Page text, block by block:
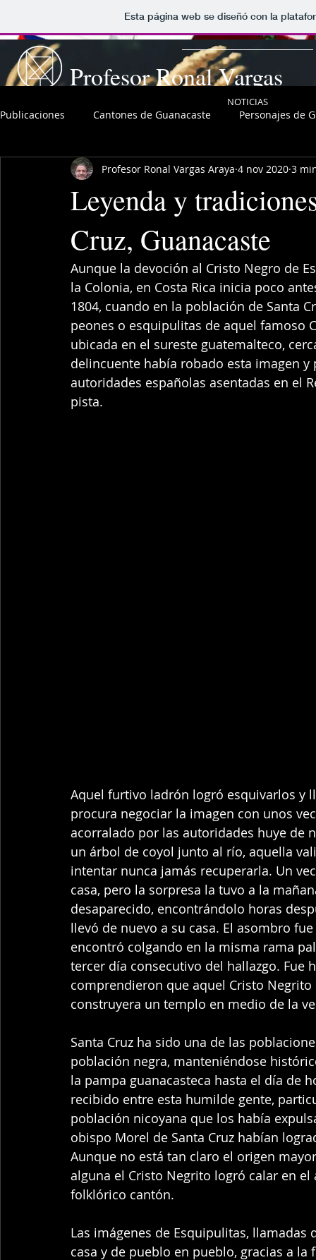
Esta página web se diseñó con la
NOTICIAS
Profesor Ronal Vargas
Araya
Publicaciones Cantones de Guanacaste Personajes de
Volcanes de Guanacaste
Leyenda y
Cruz, Guanacaste
Profesor Ronal Vargas Araya 4 nov 2020 3
Aunque la devoción al Cristo Negro de
la Colonia, en Costa Rica inicia poco
1804, cuando en la población de Santa
peones o esquipulitas de aquel famoso
ubicada en el sureste guatemalteco,
delincuente había robado esta imagen
autoridades españolas asentadas en el
pista.
Aquel furtivo ladrón logró esquivarlos y
procura negociar la imagen con unos
acorralado por las autoridades huye de
un árbol de coyol junto al río, aquella
intentar nunca jamás recuperarla. Un
casa, pero la sorpresa la tuvo a la
desaparecido, encontrándolo horas
llevó de nuevo a su casa. El asombro
encontró colgando en la misma rama
tercer día consecutivo del hallazgo. Fue
comprendieron que aquel Cristo
construyera un templo en medio de la
Santa Cruz ha sido una de las
población negra, manteniéndose
la pampa guanacasteca hasta el día de
recibido entre esta humilde gente,
población nicoyana que los había
obispo Morel de Santa Cruz habían
Aunque no está tan claro el origen
alguna el Cristo Negrito logró calar en
folklórico cantón.
Las imágenes de Esquipulitas, llamadas
casa y de pueblo en pueblo, gracias a